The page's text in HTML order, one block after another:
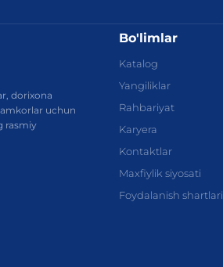
dorixona
uchun
rasmiy
Bo'limlar
Katalog
Yangiliklar
Rahbariyat
Karyera
Kontaktlar
Maxfiylik siyosati
Foydalanish shartlari